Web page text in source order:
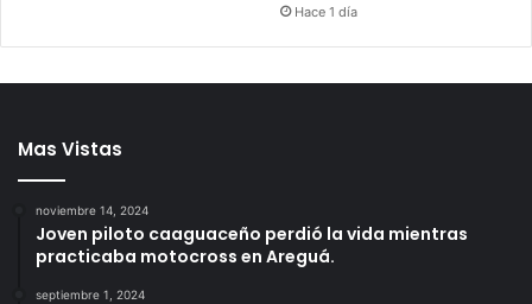
Hace 1 día
Mas Vistas
noviembre 14, 2024
Joven piloto caaguaceño perdió la vida mientras
practicaba motocross en Areguá.
septiembre 1, 2024